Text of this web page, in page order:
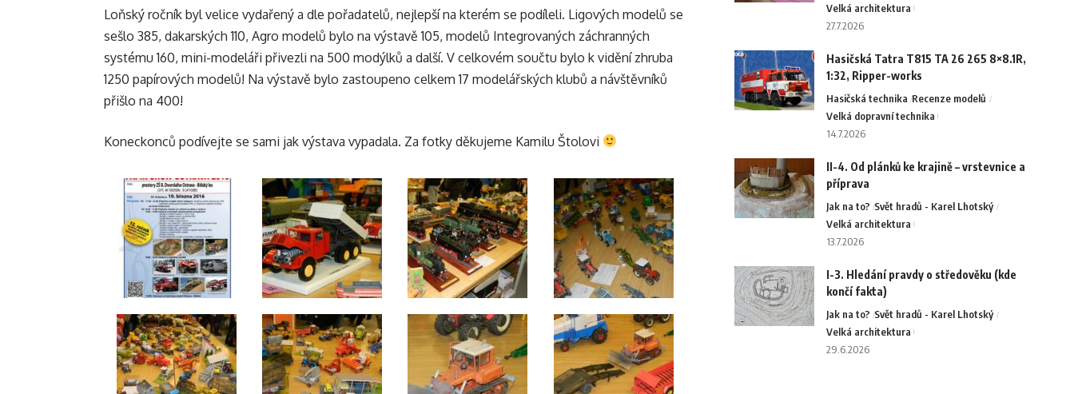
Loňský ročník byl velice vydařený a dle pořadatelů, nejlepší na kterém se podíleli. Ligových modelů se
sešlo 385, dakarských 110, Agro modelů bylo na výstavě 105, modelů Integrovaných záchranných
systému 160, mini-modeláři přivezli na 500 modýlků a další. V celkovém součtu bylo k vidění zhruba
1250 papírových modelů! Na výstavě bylo zastoupeno celkem 17 modelářských klubů a návštěvníků
přišlo na 400!
Koneckonců podívejte se sami jak výstava vypadala. Za fotky děkujeme Kamilu Štolovi
Velká architektura
27.7.2026
Hasičská Tatra T815 TA 26 265 8×8.1R,
1:32, Ripper-works
Hasičská technika Recenze modelů
Velká dopravní technika
14.7.2026
II-4. Od plánků ke krajině – vrstevnice a
příprava
Jak na to? Svět hradů - Karel Lhotský
Velká architektura
13.7.2026
I-3. Hledání pravdy o středověku (kde
končí fakta)
Jak na to? Svět hradů - Karel Lhotský
Velká architektura
29.6.2026